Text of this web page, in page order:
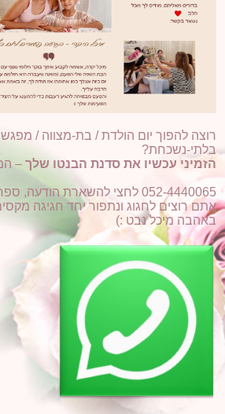
רוצה להפוך יום הולדת / בת-מצווה / מפגש
בלתי-נשכחת?
הזמיני עכשיו את סדנת הבנטו שלך –
052-4440065 לחצי להשארת
אתם רוצים לחגוג ונתפור יחד חגיגה
באהבה מיכל נבט :)